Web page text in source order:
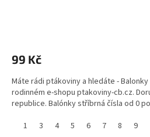
99 Kč
Máte rádi ptákoviny a hledáte -
rodinném e-shopu ptakoviny-cb.cz.
republice. Balónky stříbrná čísla od 0 po
1
3 4 5 6 7 8 9